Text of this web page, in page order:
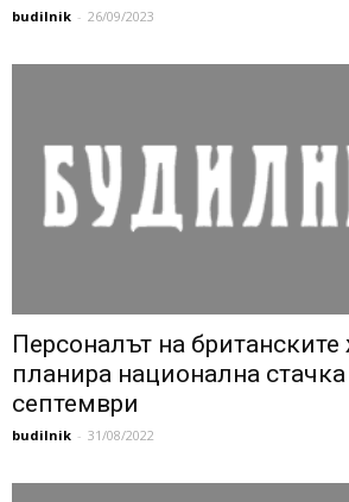
budilnik - 26/09/2023
Персоналът на
планира национална
септември
budilnik - 31/08/2022